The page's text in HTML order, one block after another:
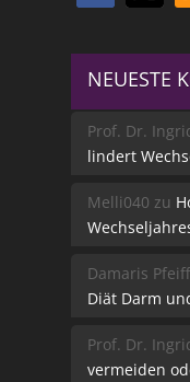
NEUESTE
Prof. Dr.
lindert
Melli040 zu
Damaris
Diät Darm
Prof. Dr.
vermeiden